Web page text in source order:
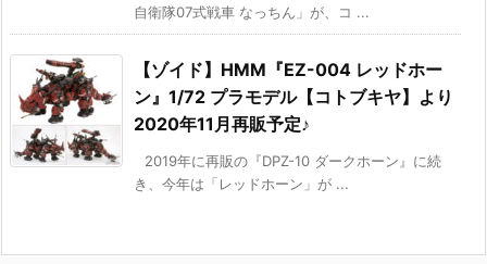
自衛隊07式戦車 なっちん」が、コ ...
【ゾイド】HMM『EZ-004 レッドホー
ン』1/72 プラモデル【コトブキヤ】より
2020年11月再販予定♪
2019年に再販の『DPZ-10 ダークホーン』に続
き、今年は「レッドホーン」が ...